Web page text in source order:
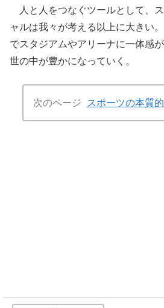
人と人をつなぐツールとして、
ャルは我々が考える以上に大きい
でスタジアムやアリーナに一体感
世の中が豊かになっていく。
次のページ スポーツの本質